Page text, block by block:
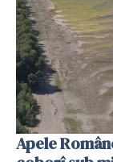
Apele